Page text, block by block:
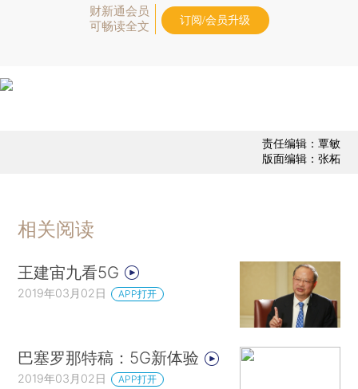
财新通会员
可畅读全文
订阅/会员升级
责任编辑：覃敏
版面编辑：张柘
相关阅读
王建宙九看5G
2019年03月02日 APP打开
巴塞罗那特稿：5G新体验
2019年03月02日 APP打开